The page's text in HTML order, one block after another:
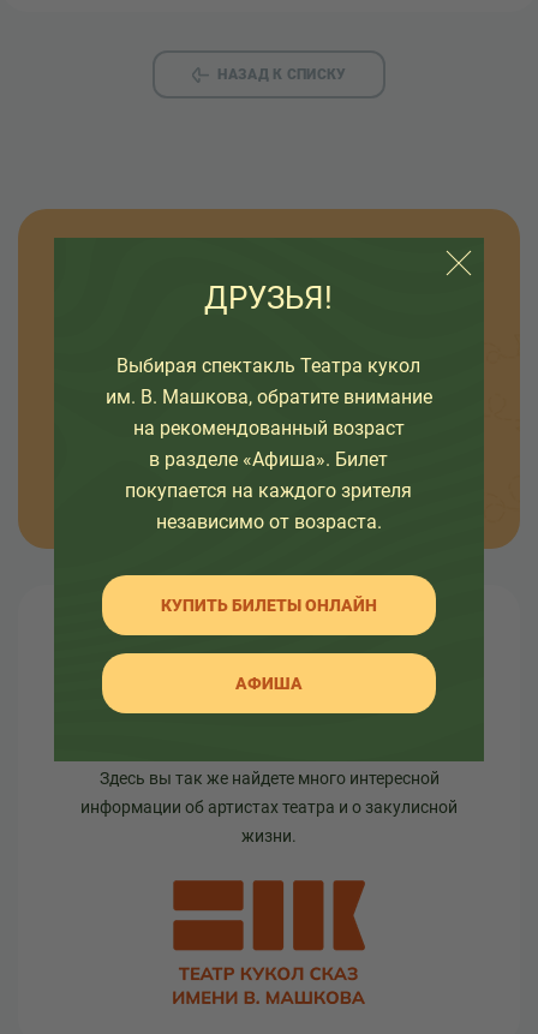
НАЗАД К СПИСКУ
Узнавайте новости
о премьерах спектаклей, наших проектах и
интересных событиях в жизни театра.
ОТПРАВИТЬ
О театре
Узнайте как развивался театр в разное время, а
Здесь вы так же найдете много интересной
информации об артистах театра и о закулисной
жизни.
ДРУЗЬЯ!
Выбирая спектакль Театра кукол
им. В. Машкова, обратите внимание
на рекомендованный возраст
в разделе «Афиша». Билет
покупается на каждого зрителя
независимо от возраста.
КУПИТЬ БИЛЕТЫ ОНЛАЙН
АФИША